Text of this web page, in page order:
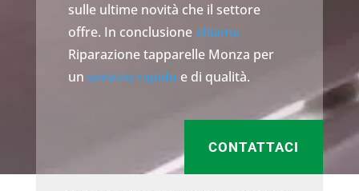
sulle ultime novità che il settore
offre. In conclusione chiama
Riparazione tapparelle Monza per
un servizio rapido e di qualità.
CONTATTACI